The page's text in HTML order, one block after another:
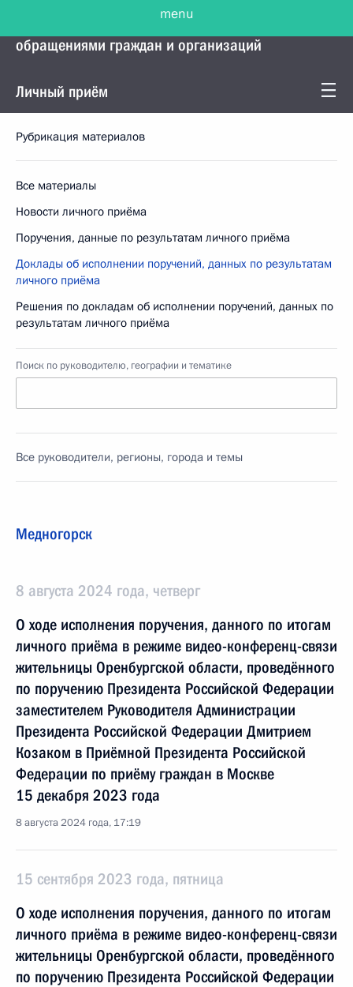
Управление Президента по работе с
обращениями граждан и организаций
Личный приём
Рубрикация материалов
Все материалы
Новости личного приёма
Поручения, данные по результатам личного приёма
Доклады об исполнении поручений, данных по результатам
личного приёма
Решения по докладам об исполнении поручений, данных по
результатам личного приёма
Поиск по руководителю, географии и тематике
Все руководители, регионы, города и темы
Медногорск
8 августа 2024 года, четверг
О ходе исполнения поручения, данного по итогам
личного приёма в режиме видео-конференц-связи
жительницы Оренбургской области, проведённого
по поручению Президента Российской Федерации
заместителем Руководителя Администрации
Президента Российской Федерации Дмитрием
Козаком в Приёмной Президента Российской
Федерации по приёму граждан в Москве
15 декабря 2023 года
8 августа 2024 года, 17:19
15 сентября 2023 года, пятница
О ходе исполнения поручения, данного по итогам
личного приёма в режиме видео-конференц-связи
жительницы Оренбургской области, проведённого
по поручению Президента Российской Федерации